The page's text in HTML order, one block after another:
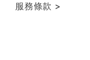
服務條款 >